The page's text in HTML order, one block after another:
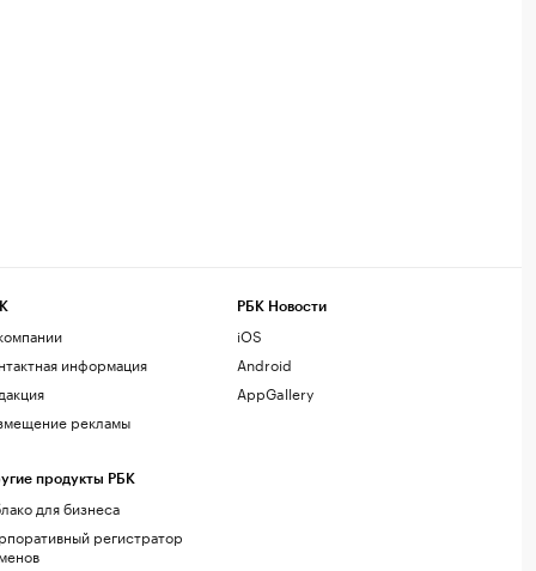
информация
рекламы
продукты РБК
для бизнеса
регистратор
РБК Новости
iOS
Android
AppGallery